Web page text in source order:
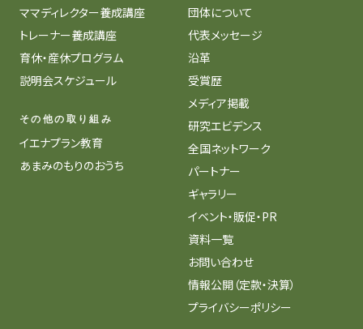
ママディレクター養成講座
トレーナー養成講座
育休・産休プログラム
説明会スケジュール
その他の取り組み
イエナプラン教育
あまみのもりのおうち
団体について
代表メッセージ
沿革
受賞歴
メディア掲載
研究エビデンス
全国ネットワーク
パートナー
ギャラリー
イベント・販促・PR
資料一覧
お問い合わせ
情報公開（定款・決算）
プライバシーポリシー